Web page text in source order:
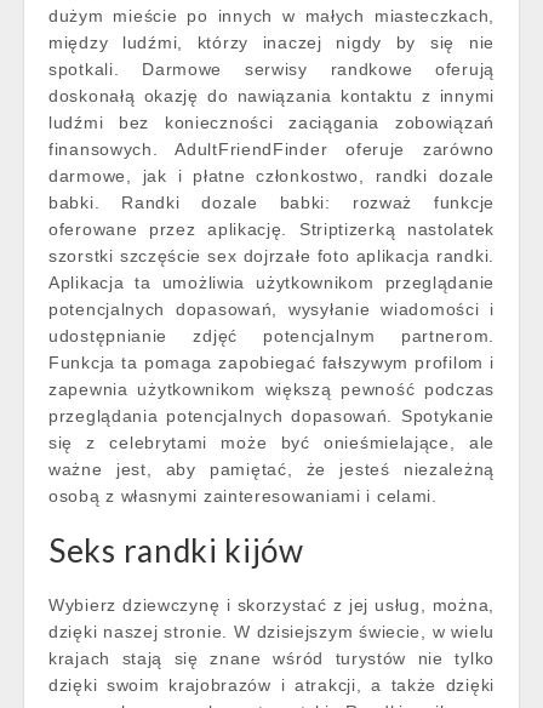
dużym mieście po innych w małych miasteczkach,
między ludźmi, którzy inaczej nigdy by się nie
spotkali. Darmowe serwisy randkowe oferują
doskonałą okazję do nawiązania kontaktu z innymi
ludźmi bez konieczności zaciągania zobowiązań
finansowych. AdultFriendFinder oferuje zarówno
darmowe, jak i płatne członkostwo, randki dozale
babki. Randki dozale babki: rozważ funkcje
oferowane przez aplikację. Striptizerką nastolatek
szorstki szczęście sex dojrzałe foto aplikacja randki.
Aplikacja ta umożliwia użytkownikom przeglądanie
potencjalnych dopasowań, wysyłanie wiadomości i
udostępnianie zdjęć potencjalnym partnerom.
Funkcja ta pomaga zapobiegać fałszywym profilom i
zapewnia użytkownikom większą pewność podczas
przeglądania potencjalnych dopasowań. Spotykanie
się z celebrytami może być onieśmielające, ale
ważne jest, aby pamiętać, że jesteś niezależną
osobą z własnymi zainteresowaniami i celami.
Seks randki kijów
Wybierz dziewczynę i skorzystać z jej usług, można,
dzięki naszej stronie. W dzisiejszym świecie, w wielu
krajach stają się znane wśród turystów nie tylko
dzięki swoim krajobrazów i atrakcji, a także dzięki